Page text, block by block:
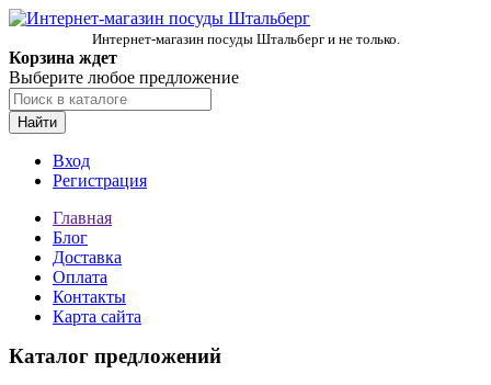
Интернет-магазин посуды Штальберг и не только.
Корзина ждет
Выберите любое предложение
Найти
Вход
Регистрация
Главная
Блог
Доставка
Оплата
Контакты
Карта сайта
Каталог предложений